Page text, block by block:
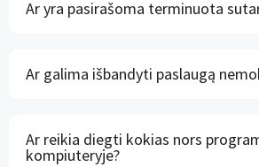
Ar yra pasirašoma terminuota
Ar galima išbandyti paslaugą
Ar reikia diegti kokias nors
kompiuteryje?